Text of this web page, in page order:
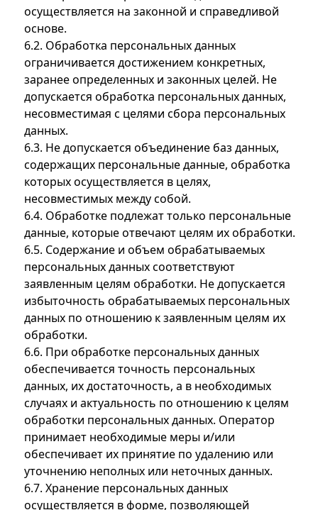
осуществляется на законной и справедливой
основе.
6.2. Обработка персональных данных
ограничивается достижением конкретных,
заранее определенных и законных целей. Не
допускается обработка персональных данных,
несовместимая с целями сбора персональных
данных.
6.3. Не допускается объединение баз данных,
содержащих персональные данные, обработка
которых осуществляется в целях,
несовместимых между собой.
6.4. Обработке подлежат только персональные
данные, которые отвечают целям их обработки.
6.5. Содержание и объем обрабатываемых
персональных данных соответствуют
заявленным целям обработки. Не допускается
избыточность обрабатываемых персональных
данных по отношению к заявленным целям их
обработки.
6.6. При обработке персональных данных
обеспечивается точность персональных
данных, их достаточность, а в необходимых
случаях и актуальность по отношению к целям
обработки персональных данных. Оператор
принимает необходимые меры и/или
обеспечивает их принятие по удалению или
уточнению неполных или неточных данных.
6.7. Хранение персональных данных
осуществляется в форме, позволяющей